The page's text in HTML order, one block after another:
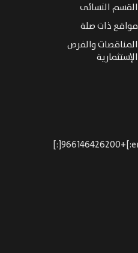
القسم النسائى
مواقع ذات صلة
المناقصات والفرص
الإستثمارية